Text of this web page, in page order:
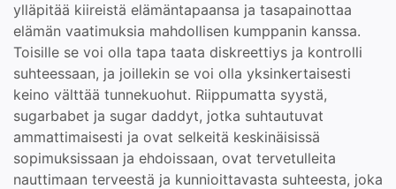
ylläpitää kiireistä elämäntapaansa ja tasapainottaa
elämän vaatimuksia mahdollisen kumppanin kanssa.
Toisille se voi olla tapa taata diskreettiys ja kontrolli
suhteessaan, ja joillekin se voi olla yksinkertaisesti
keino välttää tunnekuohut. Riippumatta syystä,
sugarbabet ja sugar daddyt, jotka suhtautuvat
ammattimaisesti ja ovat selkeitä keskinäisissä
sopimuksissaan ja ehdoissaan, ovat tervetulleita
nauttimaan terveestä ja kunnioittavasta suhteesta, joka